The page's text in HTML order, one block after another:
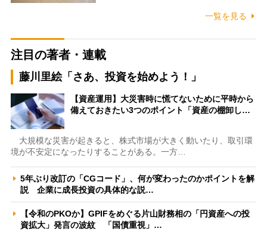
一覧を見る
注目の著者・連載
藤川里絵「さあ、投資を始めよう！」
【資産運用】大災害時に慌てないために平時から
備えておきたい3つのポイント「資産の棚卸し…
大規模な災害が起きると、株式市場が大きく動いたり、取引環
境が不安定になったりすることがある。一方…
5年ぶり改訂の「CGコード」、何が変わったのかポイントを解
説 企業に成長投資の具体的な説…
【令和のPKOか】GPIFをめぐる片山財務相の「円資産への投
資拡大」発言の波紋 「国債重視」…